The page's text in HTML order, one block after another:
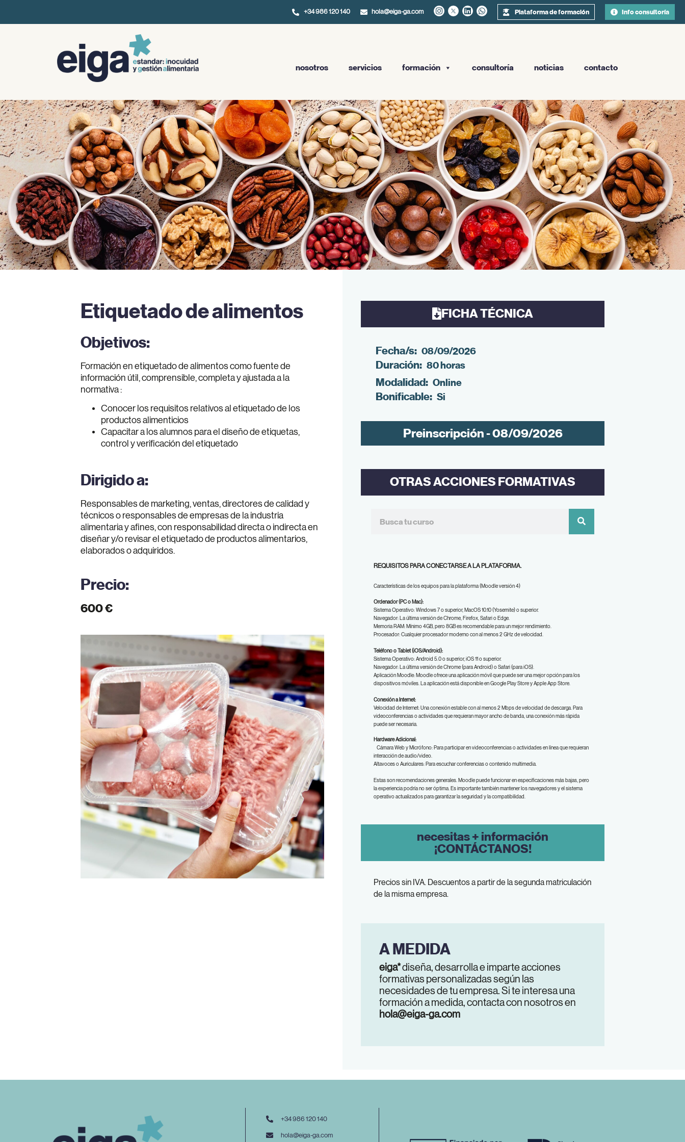
+34 986 120 140 hola@eiga-ga.com Plataforma de formación Info consultoría
nosotros servicios formación consultoría noticias contacto
Etiquetado de alimentos
Objetivos:
Formación en etiquetado de alimentos como fuente de
información útil, comprensible, completa y ajustada a la
normativa :
Conocer los requisitos relativos al etiquetado de los
productos alimenticios
Capacitar a los alumnos para el diseño de etiquetas,
control y verificación del etiquetado
Dirigido a:
Responsables de marketing, ventas, directores de calidad y
técnicos o responsables de empresas de la industria
alimentaria y afines, con responsabilidad directa o indirecta en
diseñar y/o revisar el etiquetado de productos alimentarios,
elaborados o adquiridos.
Precio:
600 €
FICHA TÉCNICA
Fecha/s: 08/09/2026
Duración: 80 horas
Modalidad: Online
Bonificable: Si
Preinscripción - 08/09/2026
OTRAS ACCIONES FORMATIVAS
REQUISITOS PARA CONECTARSE A LA PLATAFORMA.
Características de los equipos para la plataforma (Moodle versión 4)
Ordenador (PC o Mac):
Sistema Operativo: Windows 7 o superior, MacOS 10.10 (Yosemite) o superior.
Navegador: La última versión de Chrome, Firefox, Safari o Edge.
Memoria RAM: Mínimo 4GB, pero 8GB es recomendable para un mejor rendimiento.
Procesador: Cualquier procesador moderno con al menos 2 GHz de velocidad.
Teléfono o Tablet (iOS/Android):
Sistema Operativo: Android 5.0 o superior, iOS 11 o superior.
Navegador: La última versión de Chrome (para Android) o Safari (para iOS).
Aplicación Moodle: Moodle ofrece una aplicación móvil que puede ser una mejor opción para los
dispositivos móviles. La aplicación está disponible en Google Play Store y Apple App Store.
Conexión a Internet:
Velocidad de Internet: Una conexión estable con al menos 2 Mbps de velocidad de descarga. Para
videoconferencias o actividades que requieran mayor ancho de banda, una conexión más rápida
puede ser necesaria.
Hardware Adicional:
Cámara Web y Micrófono: Para participar en videoconferencias o actividades en línea que requieran
interacción de audio/video.
Altavoces o Auriculares: Para escuchar conferencias o contenido multimedia.
Estas son recomendaciones generales. Moodle puede funcionar en especificaciones más bajas, pero
la experiencia podría no ser óptima. Es importante también mantener los navegadores y el sistema
operativo actualizados para garantizar la seguridad y la compatibilidad.
necesitas + información
¡CONTÁCTANOS!
Precios sin IVA. Descuentos a partir de la segunda matriculación
de la misma empresa.
A MEDIDA
eiga*diseña, desarrolla e imparte acciones
formativas personalizadas según las
necesidades de tu empresa. Si te interesa una
formación a medida, contacta con nosotros en
hola@eiga-ga.com
+34 986 120 140
hola@eiga-ga.com